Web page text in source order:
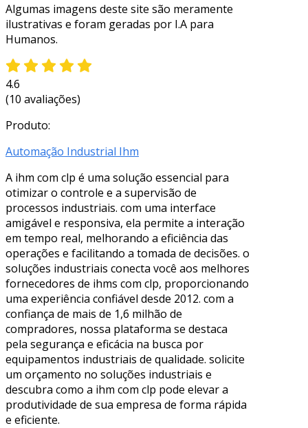
Algumas imagens deste site são meramente
ilustrativas e foram geradas por I.A para
Humanos.
4.6
(10 avaliações)
Produto:
Automação Industrial Ihm
A ihm com clp é uma solução essencial para
otimizar o controle e a supervisão de
processos industriais. com uma interface
amigável e responsiva, ela permite a interação
em tempo real, melhorando a eficiência das
operações e facilitando a tomada de decisões. o
soluções industriais conecta você aos melhores
fornecedores de ihms com clp, proporcionando
uma experiência confiável desde 2012. com a
confiança de mais de 1,6 milhão de
compradores, nossa plataforma se destaca
pela segurança e eficácia na busca por
equipamentos industriais de qualidade. solicite
um orçamento no soluções industriais e
descubra como a ihm com clp pode elevar a
produtividade de sua empresa de forma rápida
e eficiente.